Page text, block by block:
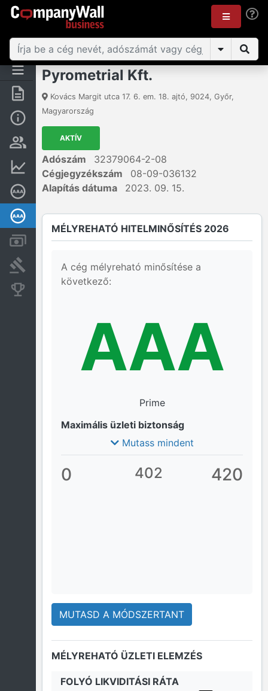
Összegzés
Alap információk
Személyek és tulajdonjog
Cégkiválósági tanúsítvány
Mélyreható hitelminősítés
Számlák és zárolások
Bírósági eljárások
Pyrometrial Kft.
Kovács Margit utca 17. 6. em. 18. ajtó, 9024, Győr,
Magyarország
AKTÍV
Adószám
32379064-2-08
Cégjegyzékszám
08-09-036132
Alapítás dátuma
2023. 09. 15.
MÉLYREHATÓ HITELMINŐSÍTÉS 2026
A cég mélyreható minősítése a
következő:
AAA
Prime
Maximális üzleti biztonság
Mutass mindent
0 402 420
MUTASD A MÓDSZERTANT
MÉLYREHATÓ ÜZLETI ELEMZÉS
FOLYÓ LIKVIDITÁSI RÁTA